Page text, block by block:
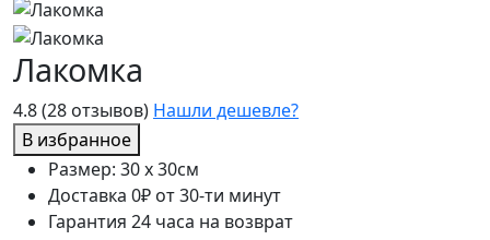
4.8(28 отзывов) Нашли дешевле?
В избранное
Лакомка
Размер: 30 x 30см
Доставка 0₽ от 30-ти минут
Гарантия 24 часа на возврат